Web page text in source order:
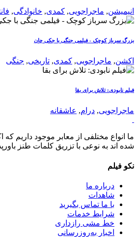
انیمیشن, ماجراجویی, کمدی, خانوادگی,
بزرگ سرباز کوچک - فیلمی جنگی با جکی چان
اکشن, ماجراجویی, کمدی, تاریخی, جنگی
فیلم نابودی: تلاش برای بقا
ماجراجویی, درام, عاشقانه
ما انواع مختلفی از معابر موجود داریم که
شده اند به نوعی با تزریق کلمات طنز
نکو فیلم
درباره ما
شاهدات
با ما تماس بگیرید
شرایط خدمات
خط مشی رازداری
اخبار به‌روزرسانی